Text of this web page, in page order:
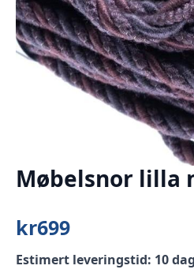
Møbelsnor lilla
kr699
Estimert leveringstid: 10